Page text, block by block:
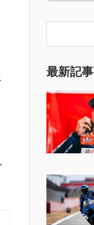
最新記事